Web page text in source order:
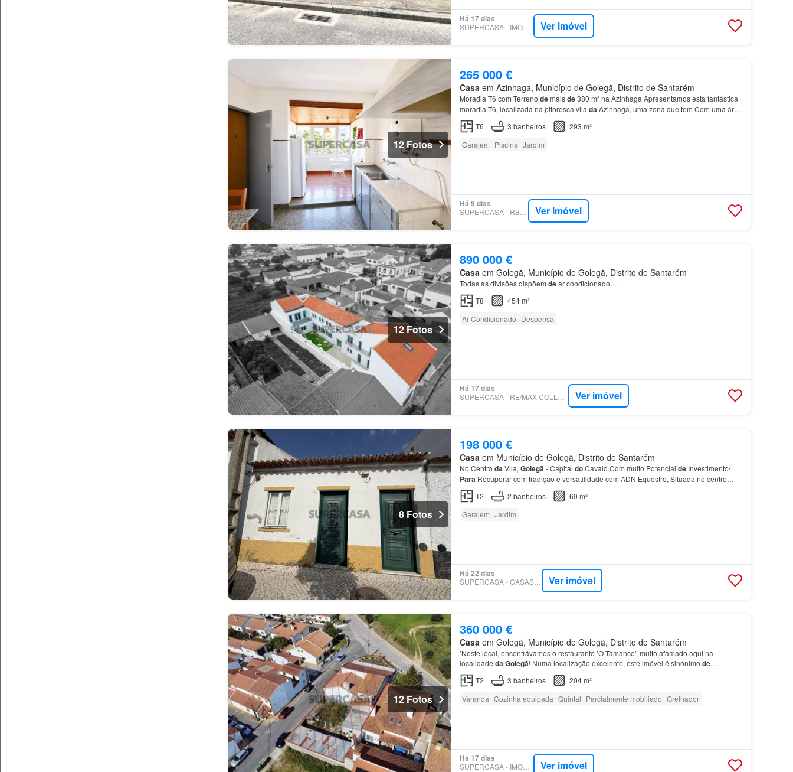
Há 17 dias
SUPERCASA - IMOCONCEITO Ver imóvel
12 Fotos
265 000 €
Casaem Azinhaga, Município de Golegã, Distrito de Santarém
Moradia T6 com Terreno demaisde380 m² na Azinhaga Apresentamos esta fantástica
moradia T6, localizada na pitoresca vila daAzinhaga, uma zona que tem Com uma área
exterior
mais deterreno, o imóvel oferece um…
T6 3 banheiros
293 m²
Garajem Piscina Jardim
Há 9 dias
SUPERCASA - RB IMÓVEIS Ver imóvel
12 Fotos
890 000 €
Casaem Golegã, Município de Golegã, Distrito de Santarém
Todas as divisões dispõem dear condicionado…
T8
454 m²
Ar Condicionado Despensa
Há 17 dias
Ver imóvel
8 Fotos
198 000 €
Casaem Município de Golegã, Distrito de Santarém
No Centro daVila, Golegã- Capital doCavalo Com muito Potencial deInvestimento/
Para Recuperar com tradição e versatilidade com ADN Equestre, Situada no centro
histórico
emblemática Vilada
T2 2 banheiros
69 m²
Garajem Jardim
Há 22 dias
SUPERCASA - CASAS DO GÓTICO Ver imóvel
12 Fotos
360 000 €
Casaem Golegã, Município de Golegã, Distrito de Santarém
’Neste local, encontrávamos o restaurante ’O Tamanco’, muito afamado aqui na
localidade daGolegã! Numa localização excelente, este imóvel é sinónimo de
investimento a curto prazo, bem como,
T2 3 banheiros
204 m²
Varanda Cozinha equipada Quintal Parcialmente mobiliado Grelhador
Há 17 dias
SUPERCASA - IMOCONCEITO Ver imóvel